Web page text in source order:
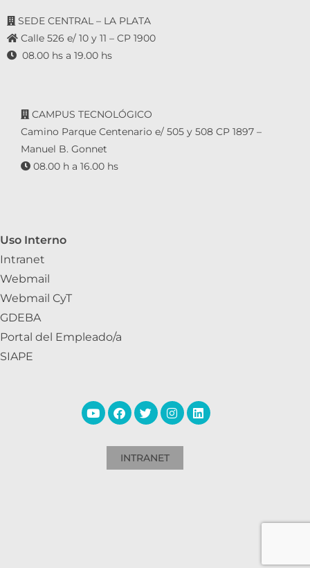
SEDE CENTRAL – LA PLATA
Calle 526 e/ 10 y 11 – CP 1900
08.00 hs a 19.00 hs
CAMPUS TECNOLÓGICO
Camino Parque Centenario e/ 505 y 508 CP 1897 –
Manuel B. Gonnet
08.00 h a 16.00 hs
Uso Interno
Intranet
Webmail
Webmail CyT
GDEBA
Portal del Empleado/a
SIAPE
INTRANET